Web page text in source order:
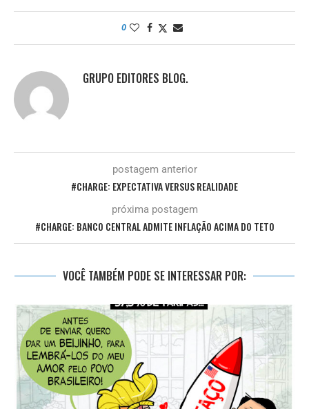
0
GRUPO EDITORES BLOG.
postagem anterior
#CHARGE: EXPECTATIVA VERSUS REALIDADE
próxima postagem
#CHARGE: BANCO CENTRAL ADMITE INFLAÇÃO ACIMA DO TETO
VOCÊ TAMBÉM PODE SE INTERESSAR POR: